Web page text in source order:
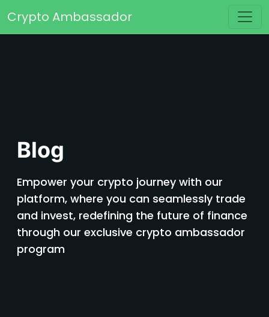
Navegação principal
Crypto Ambassador
Blog
Empower your crypto journey with our
platform, where you can seamlessly trade
and invest, redefining the future of finance
through our exclusive crypto ambassador
program